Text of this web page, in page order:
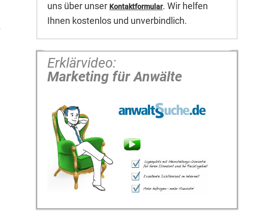
uns über unser Kontaktformular. Wir helfen
Ihnen kostenlos und unverbindlich.
Erklärvideo:
Marketing für Anwälte